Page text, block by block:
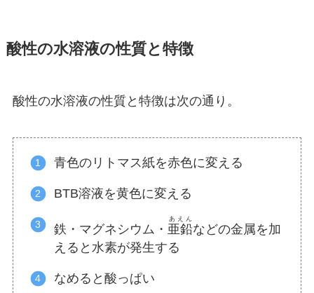
酸性の水溶液の性質と特徴
酸性の水溶液の性質と特徴は次の通り。
青色のリトマス紙を赤色に変える
BTB溶液を黄色に変える
鉄・マグネシウム・ 亜鉛
あえん
などの金属を加
えると水素が発生する
なめると酸っぱい